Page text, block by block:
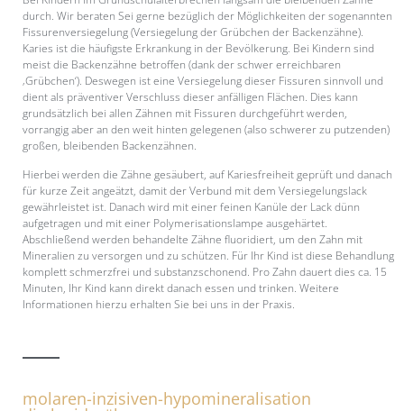
durch. Wir beraten Sei gerne bezüglich der Möglichkeiten der sogenannten
Fissurenversiegelung (Versiegelung der Grübchen der Backenzähne).
Karies ist die häufigste Erkrankung in der Bevölkerung. Bei Kindern sind
meist die Backenzähne betroffen (dank der schwer erreichbaren
‚Grübchen‘). Deswegen ist eine Versiegelung dieser Fissuren sinnvoll und
dient als präventiver Verschluss dieser anfälligen Flächen. Dies kann
grundsätzlich bei allen Zähnen mit Fissuren durchgeführt werden,
vorrangig aber an den weit hinten gelegenen (also schwerer zu putzenden)
großen, bleibenden Backenzähnen.
Hierbei werden die Zähne gesäubert, auf Kariesfreiheit geprüft und danach
für kurze Zeit angeätzt, damit der Verbund mit dem Versiegelungslack
gewährleistet ist. Danach wird mit einer feinen Kanüle der Lack dünn
aufgetragen und mit einer Polymerisationslampe ausgehärtet.
Abschließend werden behandelte Zähne fluoridiert, um den Zahn mit
Mineralien zu versorgen und zu schützen. Für Ihr Kind ist diese Behandlung
komplett schmerzfrei und substanzschonend. Pro Zahn dauert dies ca. 15
Minuten, Ihr Kind kann direkt danach essen und trinken. Weitere
Informationen hierzu erhalten Sie bei uns in der Praxis.
molaren-inzisiven-hypomineralisation